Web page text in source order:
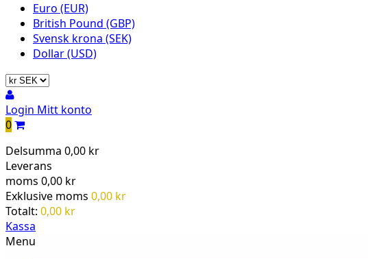
Euro (EUR)
British Pound (GBP)
Svensk krona (SEK)
Dollar (USD)
Login Mitt konto
0
Delsumma 0,00 kr
Leverans
moms 0,00 kr
Exklusive moms 0,00 kr
Totalt: 0,00 kr
Kassa
Menu